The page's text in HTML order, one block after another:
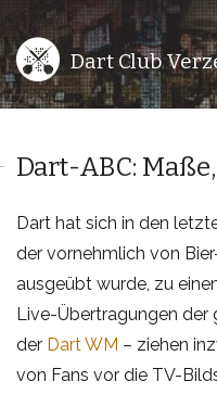
Dart Club
Dart-ABC:
Dart hat sich in den
der vornehmlich von
ausgeübt wurde, zu
Live-Übertragungen der
der Dart WM – ziehen
von Fans vor die TV-